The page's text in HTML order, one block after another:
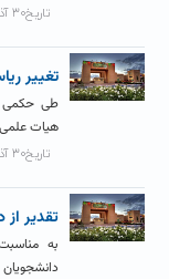
تاریخ۳۰ آذر ۱۳۹۸
تغییر
طی حکمی
هیات
تاریخ۳۰ آذر ۱۳۹۸
تقدیر
به